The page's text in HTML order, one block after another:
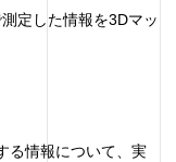
定した情報を3Dマッ
る情報について、実